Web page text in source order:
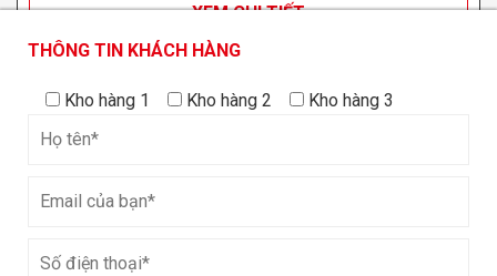
XEM CHI TIẾT
Xe cắt kéo điện địa hình 14m JCPT1418DC
THÔNG TIN KHÁCH HÀNG
THÔNG TIN KHÁCH HÀNG
Kho hàng 1 Kho hàng 2 Kho hàng 3
THÔNG TIN KHÁCH HÀNG
Kho hàng 1 Kho hàng 2 Kho hàng 3